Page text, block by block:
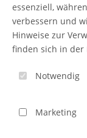
QUIQQER
Blog
Themen-
essenziell,
verbessern und
Hinweise zur
finden sich in der
Notwendig
Marketing